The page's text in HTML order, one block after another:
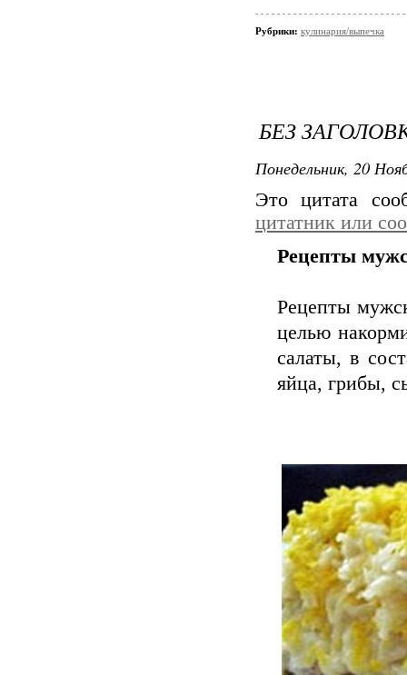
Рубрики: кулинария/выпечка
БЕЗ
Понедельник, 20
Это цитата
цитатник или
Рецепты
Рецепты
целью
салаты, в
яйца, грибы,